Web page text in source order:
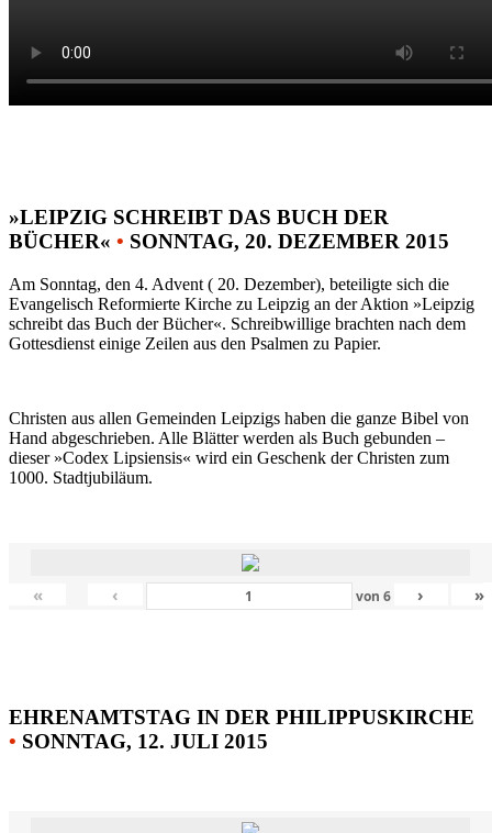
»LEIPZIG SCHREIBT DAS BUCH DER
BÜCHER« • SONNTAG, 20. DEZEMBER 2015
Am Sonntag, den 4. Advent ( 20. Dezember), beteiligte sich die
Evangelisch Reformierte Kirche zu Leipzig an der Aktion »Leipzig
schreibt das Buch der Bücher«. Schreibwillige brachten nach dem
Gottesdienst einige Zeilen aus den Psalmen zu Papier.
Christen aus allen Gemeinden Leipzigs haben die ganze Bibel von
Hand abgeschrieben. Alle Blätter werden als Buch gebunden –
dieser »Codex Lipsiensis« wird ein Geschenk der Christen zum
1000. Stadtjubiläum.
« ‹ von 6 › »
EHRENAMTSTAG IN DER PHILIPPUSKIRCHE
• SONNTAG, 12. JULI 2015